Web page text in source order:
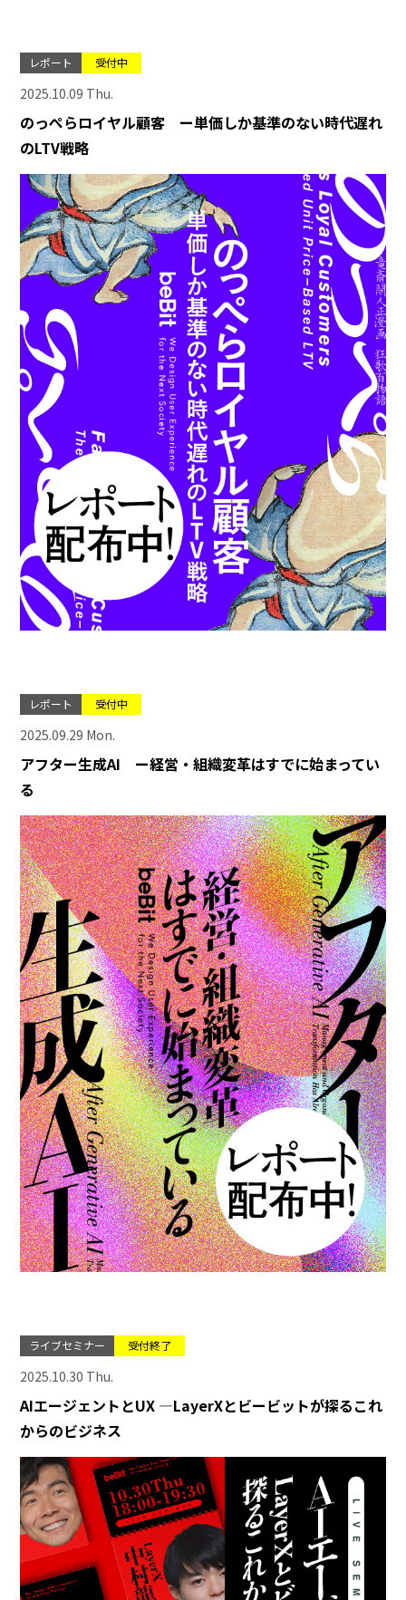
レポート 受付中
2025.10.09 Thu.
のっぺらロイヤル顧客 ー単価しか基準のない時代遅れ
のLTV戦略
レポート 受付中
2025.09.29 Mon.
アフター生成AI ー経営・組織変革はすでに始まってい
る
ライブセミナー 受付終了
2025.10.30 Thu.
AIエージェントとUX ―LayerXとビービットが探るこれ
からのビジネス